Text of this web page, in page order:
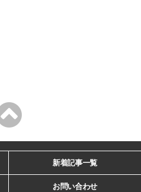
新着記事一覧
お問い合わせ